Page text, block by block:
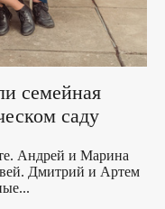
семейная
саду
Андрей и Марина
Дмитрий и Артем